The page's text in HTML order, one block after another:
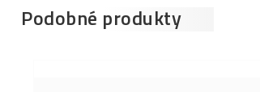
Podobné produkty